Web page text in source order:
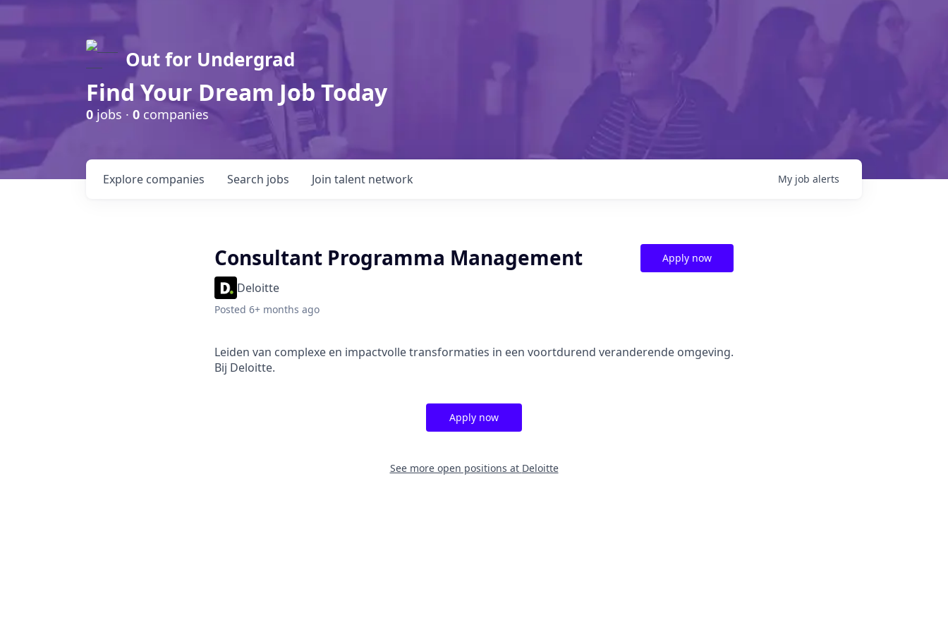
Out for Undergrad
Find Your Dream Job Today
0jobs · 0 companies
Search jobs
Explore companies Join talent network My job alerts
Consultant Programma Management
Deloitte
Posted 6+ months ago
Apply now
Leiden van complexe en impactvolle transformaties in een voortdurend veranderende omgeving.
Bij Deloitte.
Apply now
See more open positions at Deloitte